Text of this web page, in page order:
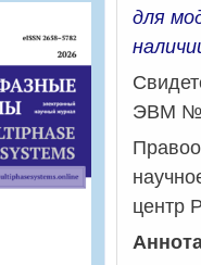
для
ЭВМ
центр